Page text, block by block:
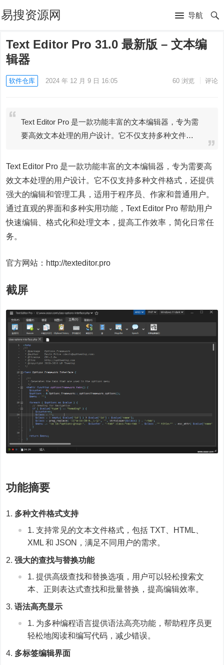
易搜资源网 导航
Text Editor Pro 31.0 最新版 – 文本编
辑器
软件仓库 2024 年 12 月 9 日 16:05 60浏览 评论
Text Editor Pro 是一款功能丰富的文本编辑器，专为需
要高效文本处理的用户设计。它不仅支持多种文件…
Text Editor Pro 是一款功能丰富的文本编辑器，专为需要高
效文本处理的用户设计。它不仅支持多种文件格式，还提供
强大的编辑和管理工具，适用于程序员、作家和普通用户。
通过直观的界面和多种实用功能，Text Editor Pro 帮助用户
快速编辑、格式化和处理文本，提高工作效率，简化日常任
务。
官方网站：http://texteditor.pro
截屏
功能摘要
多种文件格式支持
支持常见的文本文件格式，包括 TXT、HTML、
XML 和 JSON，满足不同用户的需求。
强大的查找与替换功能
提供高级查找和替换选项，用户可以轻松搜索文
本、正则表达式查找和批量替换，提高编辑效率。
语法高亮显示
为多种编程语言提供语法高亮功能，帮助程序员更
轻松地阅读和编写代码，减少错误。
多标签编辑界面